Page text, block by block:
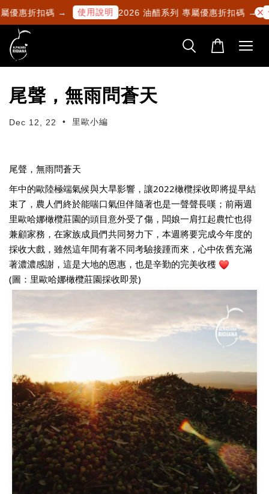
優惠折扣碼 → 使用說明 2026 油醋系列 專屬優惠折扣碼 →
尾聲，無雨問蒼天
Dec 12, 22 • 里歐小編
尾聲，無雨問蒼天
年中的歐陸極端氣候與大旱影響，讓2022橄欖採收即將提早結
束了，農人們終於能喘口氣但伴隨著也是一聲聲長嘆；前兩週
里歐哈娜橄欖莊園的頭目意外受了傷，闆娘一肩扛起農忙也得
兼顧家務，在家族成員們共同努力下，本週將要完成今年度的
採收大戲，雖然這年間有著不同考驗接踵而來，心中依舊充滿
著濃濃感謝，這是大地的恩惠，也是辛勤的完美收穫
(圖：里歐哈娜橄欖莊園採收即景)